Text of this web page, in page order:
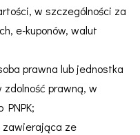
w szczególności za
e-kuponów, walut
prawna lub jednostka
prawną, w
zawierająca ze